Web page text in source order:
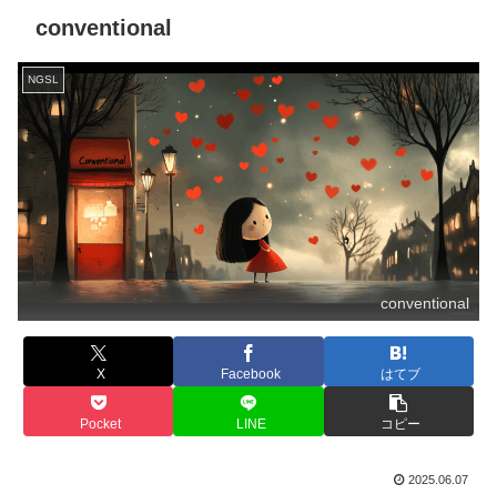
conventional
NGSL
conventional
X Facebook はてブ
Pocket LINE コピー
2025.06.07